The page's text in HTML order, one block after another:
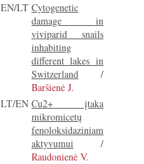
EN/LT Cytogenetic
damage in
viviparid snails
inhabiting
different lakes in
Switzerland /
Baršienė J.
LT/EN Cu2+ įtaka
mikromicetų
fenoloksidaziniam
aktyvumui /
Raudonienė V.